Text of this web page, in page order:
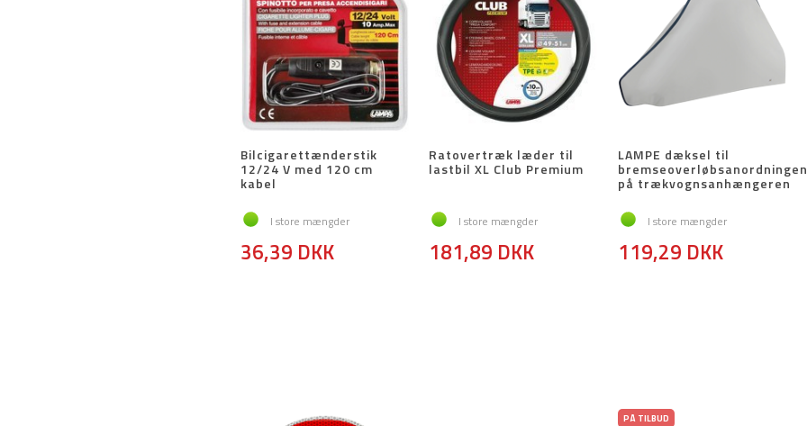
Bilcigarettænderstik
12/24 V med 120 cm
kabel
I store mængder
36,39 DKK
Ratovertræk læder til
lastbil XL Club Premium
I store mængder
181,89 DKK
LAMPE dæksel til
bremseoverløbsanordningen
på trækvognsanhængeren
I store mængder
119,29 DKK
PÅ TILBUD